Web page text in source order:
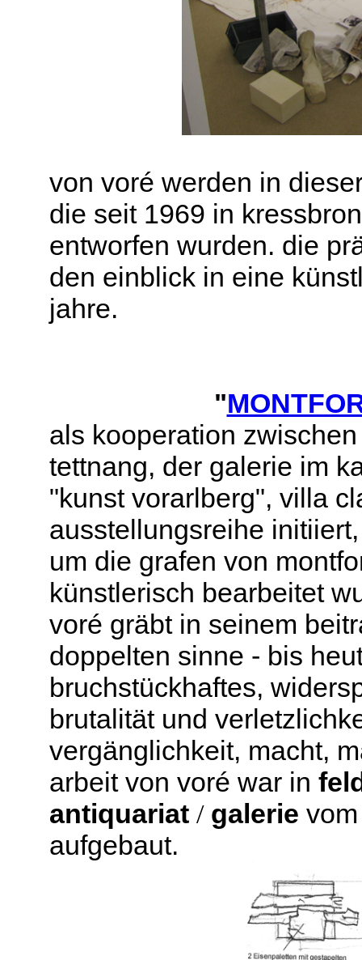
von voré werden in
die seit 1969 in
entworfen wurden. die
den einblick in eine
jahre.
"
als kooperation
tettnang, der galerie im
"kunst vorarlberg", villa
ausstellungsreihe
um die grafen von
künstlerisch bearbeitet
voré gräbt in seinem
doppelten sinne - bis
bruchstückhaftes,
brutalität und
vergänglichkeit, macht,
arbeit von voré war in
antiquariat / galerie
aufgebaut.